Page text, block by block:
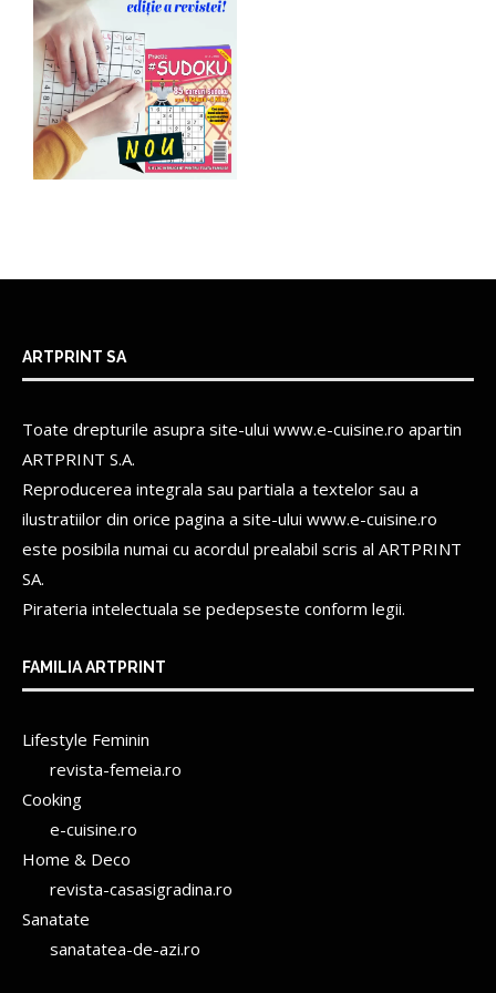
ARTPRINT SA
Toate drepturile asupra site-ului www.e-cuisine.ro apartin
ARTPRINT S.A.
Reproducerea integrala sau partiala a textelor sau a
ilustratiilor din orice pagina a site-ului www.e-cuisine.ro
este posibila numai cu acordul prealabil scris al ARTPRINT
SA.
Pirateria intelectuala se pedepseste conform legii.
FAMILIA ARTPRINT
Lifestyle Feminin
revista-femeia.ro
Cooking
e-cuisine.ro
Home & Deco
revista-casasigradina.ro
Sanatate
sanatatea-de-azi.ro